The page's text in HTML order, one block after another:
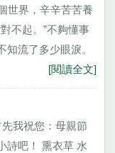
世界，辛辛苦苦養
不起。”不夠懂事
流了多少眼淚。
[閱讀全文]
我祝您：母親節
詩吧！ 熏衣草 水